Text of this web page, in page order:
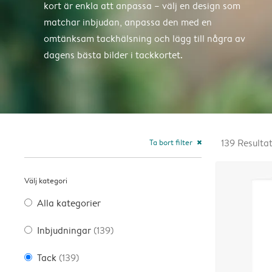
kort är enkla att anpassa – välj en design som
matchar inbjudan, anpassa den med en
omtänksam tackhälsning och lägg till några av
dagens bästa bilder i tackkortet.
Ta bort filter close
Välj kategori
Alla kategorier
Inbjudningar (139)
Tack (139)
139 Resultat